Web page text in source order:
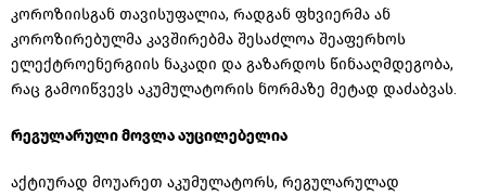
კოროზიისგან თავისუფალია, რადგან ფხვიერმა ან
კოროზირებულმა კავშირებმა შესაძლოა შეაფერხოს
ელექტროენერგიის ნაკადი და გაზარდოს წინააღმდეგობა,
რაც გამოიწვევს აკუმულატორის ნორმაზე მეტად დაძაბვას.
რეგულარული მოვლა აუცილებელია
აქტიურად მოუარეთ აკუმულატორს, რეგულარულად